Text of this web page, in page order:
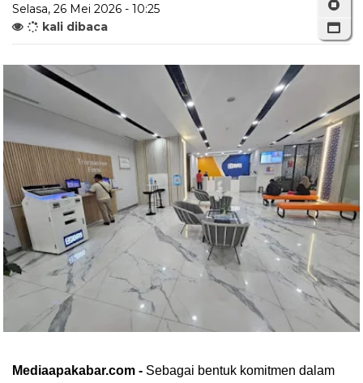
Selasa, 26 Mei 2026 - 10:25
kali dibaca
Mediaapakabar.com - Sebagai bentuk komitmen dalam